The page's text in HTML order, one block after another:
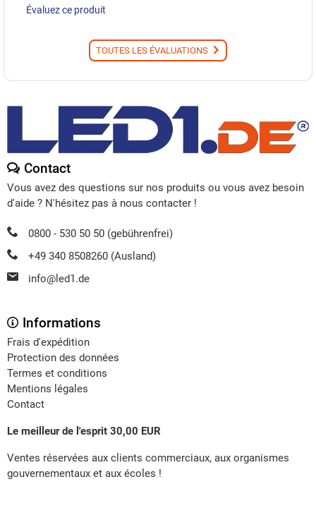
Évaluez ce produit
TOUTES LES ÉVALUATIONS
Contact
Vous avez des questions sur nos produits ou vous avez besoin
d'aide ? N'hésitez pas à nous contacter !
0800 - 530 50 50 (gebührenfrei)
+49 340 8508260 (Ausland)
info@led1.de
Informations
Frais d'expédition
Protection des données
Termes et conditions
Mentions légales
Contact
Le meilleur de l'esprit 30,00 EUR
Ventes réservées aux clients commerciaux, aux organismes
gouvernementaux et aux écoles !